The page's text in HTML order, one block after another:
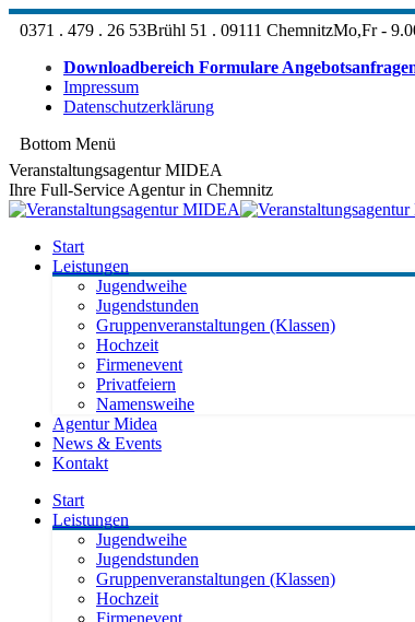
Zum
Inhalt
0371 . 479 . 26 53Brühl 51 . 09111 ChemnitzMo,Fr -
Downloadbereich Formulare
Impressum
Datenschutzerklärung
Bottom Menü
Facebook
page
opens
in
new
window
Veranstaltungsagentur MIDEA
Ihre Full-Service Agentur in Chemnitz
Start
Leistungen
Jugendweihe
Jugendstunden
Gruppenveranstaltungen (Klassen)
Hochzeit
Firmenevent
Privatfeiern
Namensweihe
Agentur Midea
News & Events
Kontakt
Start
Leistungen
Jugendweihe
Jugendstunden
Gruppenveranstaltungen (Klassen)
Hochzeit
Firmenevent